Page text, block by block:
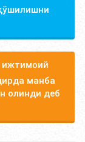
ижтимоий
манба
олинди деб